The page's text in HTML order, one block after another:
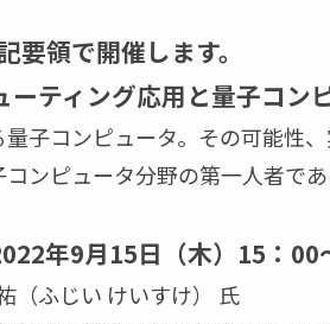
要領で開催します。
ーティング応用と量子コン
子コンピュータ。その可能性
ンピュータ分野の第一人者で
年9月15日（木）15：
（ふじい けいすけ） 氏